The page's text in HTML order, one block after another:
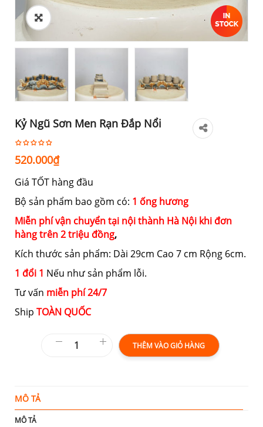
Kỷ Ngũ Sơn Men Rạn Đắp Nổi
520.000₫
Giá TỐT hàng đầu
Bộ sản phẩm bao gồm có: 1 ống hương
Miễn phí vận chuyển tại nội thành Hà Nội khi đơn
hàng trên 2 triệu đồng,
Kích thước sản phẩm: Dài 29cm Cao 7 cm Rộng 6cm.
1 đổi 1 Nếu như sản phẩm lỗi.
Tư vấn miễn phí 24/7
Ship TOÀN QUỐC
THÊM VÀO GIỎ HÀNG
MÔ TẢ
MÔ TẢ